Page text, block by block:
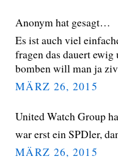
Anonym hat gesagt…
Es ist auch viel
fragen das dauert
bomben will man ja
MÄRZ 26, 2015
United Watch Group
war erst ein SPDler,
MÄRZ 26, 2015